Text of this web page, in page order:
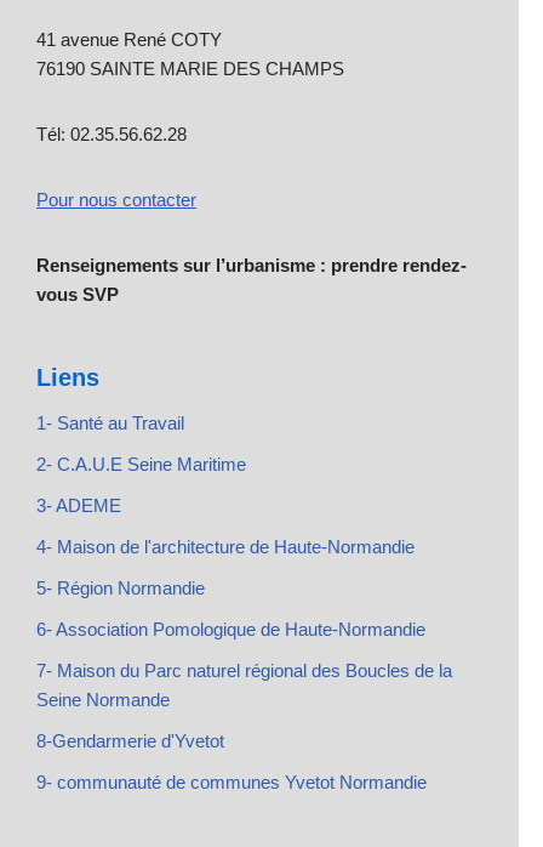
41 avenue René COTY
76190 SAINTE MARIE DES CHAMPS
Tél: 02.35.56.62.28
Pour nous contacter
Renseignements sur l’urbanisme : prendre rendez-
vous SVP
Liens
1- Santé au Travail
2- C.A.U.E Seine Maritime
3- ADEME
4- Maison de l'architecture de Haute-Normandie
5- Région Normandie
6- Association Pomologique de Haute-Normandie
7- Maison du Parc naturel régional des Boucles de la
Seine Normande
8-Gendarmerie d'Yvetot
9- communauté de communes Yvetot Normandie